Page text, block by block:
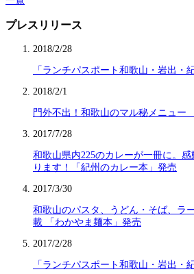
プレスリリース
2018/2/28
「ランチパスポート和歌山・岩出・
2018/2/1
門外不出！和歌山のマル秘メニュー
2017/7/28
和歌山県内225のカレーが一冊に。
ります！「紀州のカレー本」発売
2017/3/30
和歌山のパスタ、うどん・そば、ラ
載 「わかやま麺本」発売
2017/2/28
「ランチパスポート和歌山・岩出・